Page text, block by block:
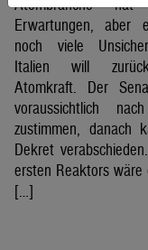
Atombranche hat
Erwartungen, aber
noch viele
Italien will
Atomkraft. Der
voraussichtlich
zustimmen, danach
Dekret
ersten Reaktors wäre
[…]